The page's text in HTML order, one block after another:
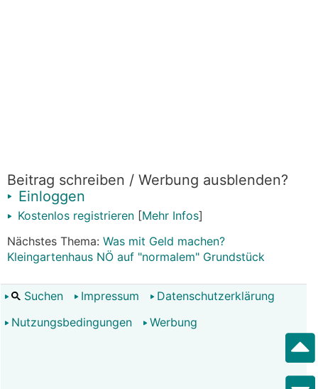
Beitrag schreiben / Werbung ausblenden?
Einloggen
Kostenlos registrieren [Mehr Infos]
Nächstes Thema: Was mit Geld machen?
Kleingartenhaus NÖ auf "normalem" Grundstück
Suchen Impressum
Datenschutzerklärung
Nutzungsbedingungen
Werbung